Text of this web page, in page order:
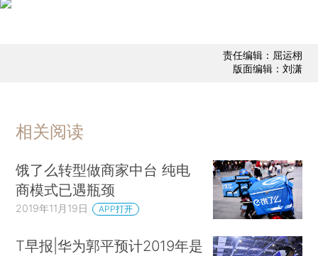
责任编辑：屈运栩
版面编辑：刘潇
相关阅读
饿了么转型做商家中台 纯电
商模式已遇瓶颈
2019年11月19日 APP打开
T早报|华为郭平预计2019年是